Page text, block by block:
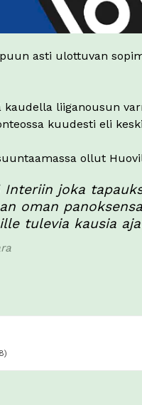
asti ulottuvan
liiganousun
kuudesti eli
ollut
Interiin joka
oman
tulevia kausia